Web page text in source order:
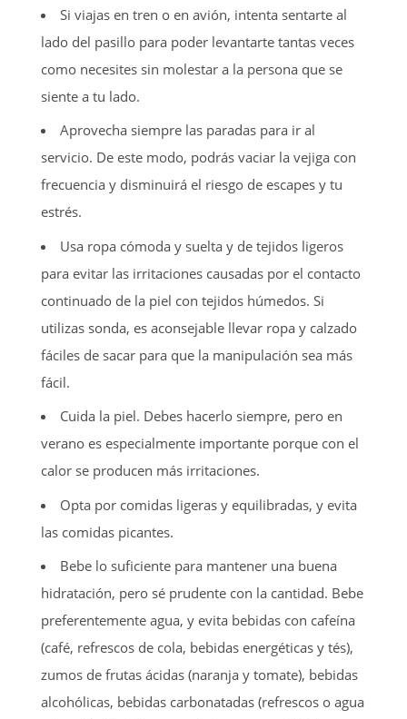
Si viajas en tren o en avión, intenta sentarte al
lado del pasillo para poder levantarte tantas veces
como necesites sin molestar a la persona que se
siente a tu lado.
Aprovecha siempre las paradas para ir al
servicio. De este modo, podrás vaciar la vejiga con
frecuencia y disminuirá el riesgo de escapes y tu
estrés.
Usa ropa cómoda y suelta y de tejidos ligeros
para evitar las irritaciones causadas por el contacto
continuado de la piel con tejidos húmedos. Si
utilizas sonda, es aconsejable llevar ropa y calzado
fáciles de sacar para que la manipulación sea más
fácil.
Cuida la piel. Debes hacerlo siempre, pero en
verano es especialmente importante porque con el
calor se producen más irritaciones.
Opta por comidas ligeras y equilibradas, y evita
las comidas picantes.
Bebe lo suficiente para mantener una buena
hidratación, pero sé prudente con la cantidad. Bebe
preferentemente agua, y evita bebidas con cafeína
(café, refrescos de cola, bebidas energéticas y tés),
zumos de frutas ácidas (naranja y tomate), bebidas
alcohólicas, bebidas carbonatadas (refrescos o agua